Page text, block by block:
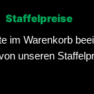
Staffelpreise
im Warenkorb
unseren